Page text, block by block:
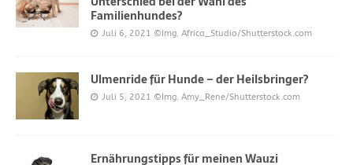
Familienhundes?
Juli 6, 2021 ©Img. Africa_Studio/Shutterstock.com
Ulmenride für Hunde – der Heilsbringer?
Juli 5, 2021 ©Img. Amy_Rene/Shutterstock.com
Ernährungstipps für meinen Wauzi